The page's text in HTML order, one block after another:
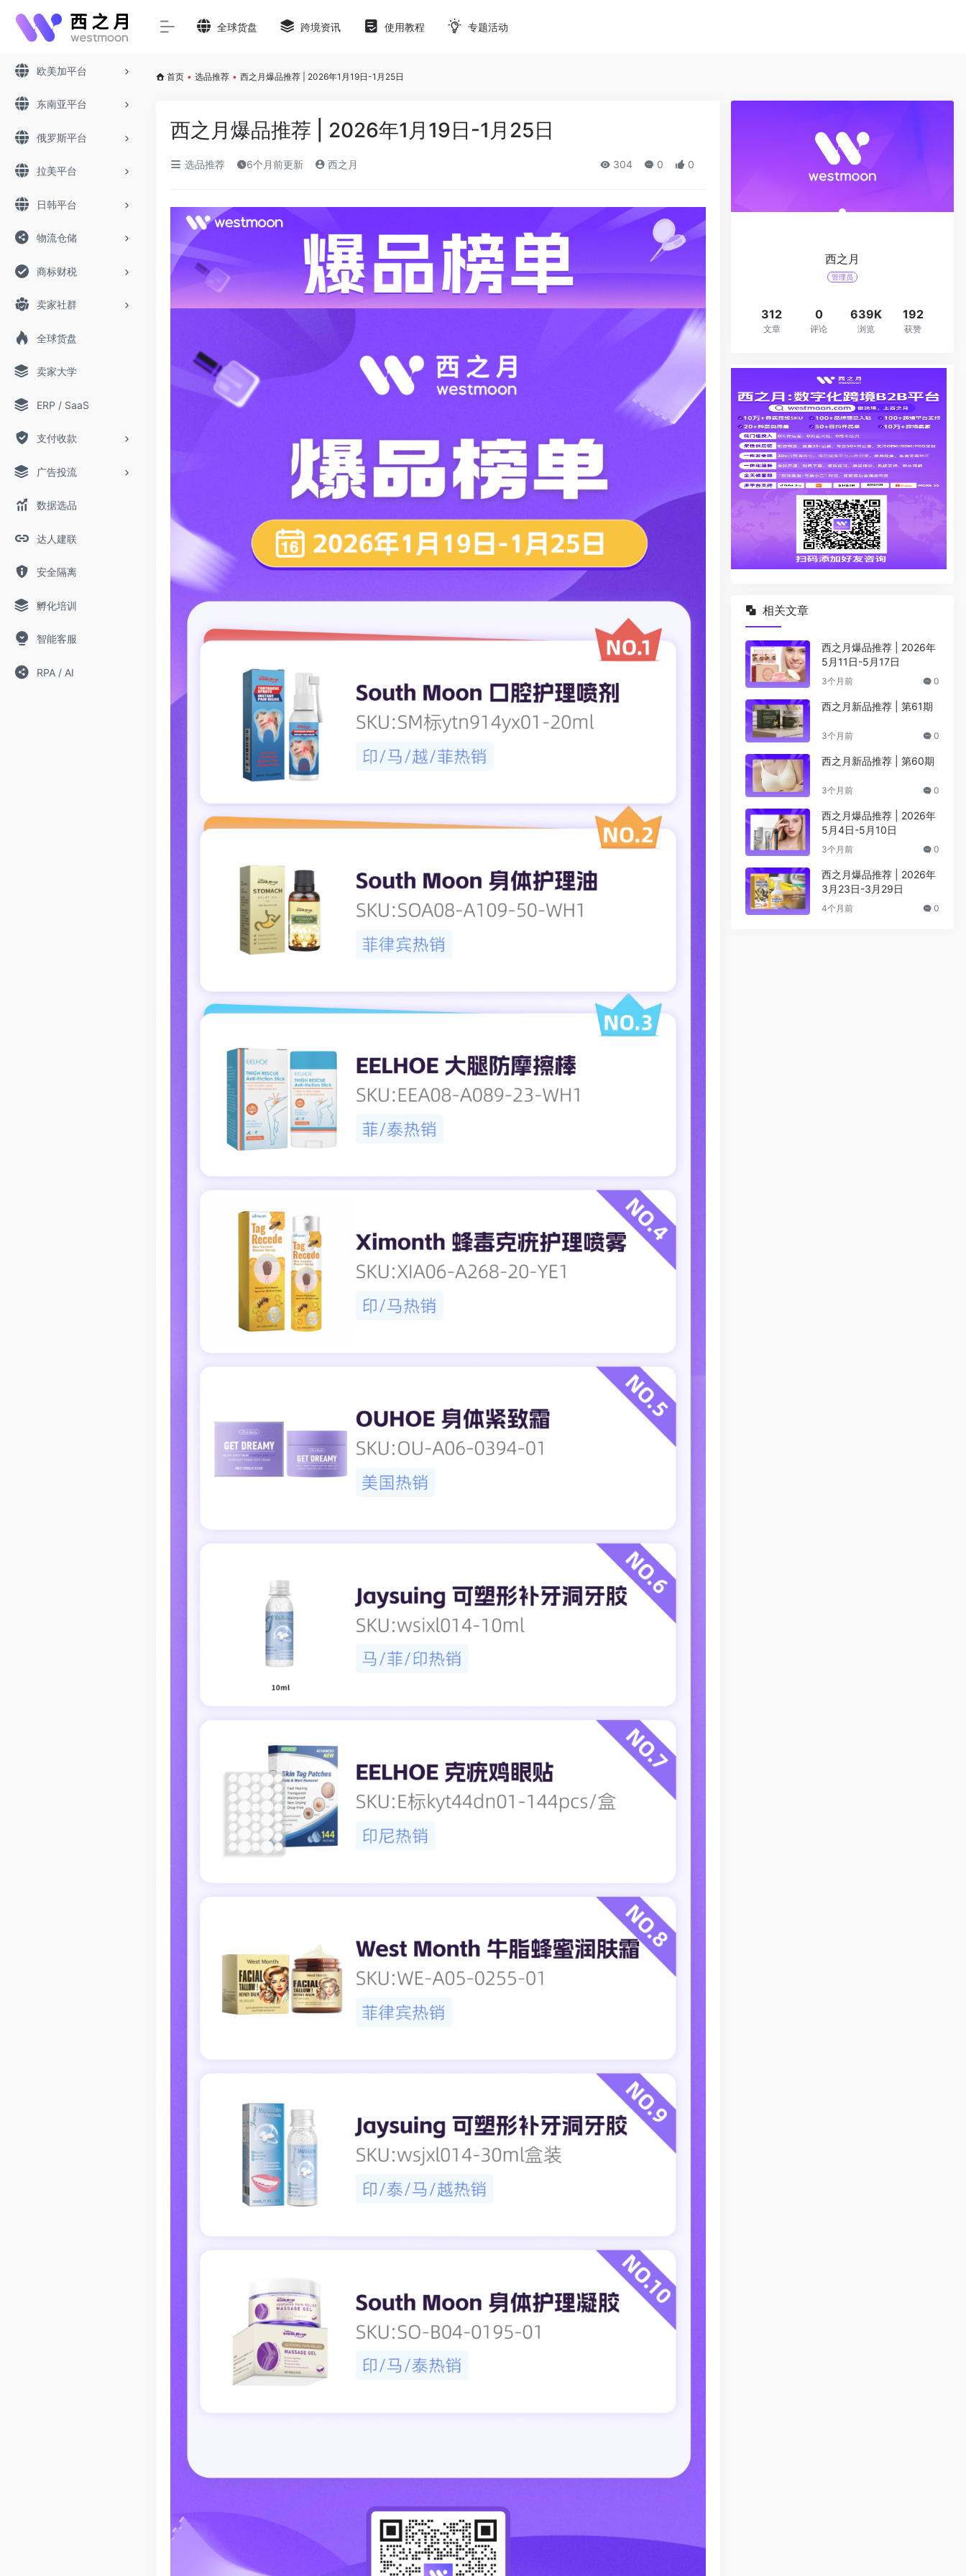
欧美加平台
东南亚平台
俄罗斯平台
拉美平台
日韩平台
物流仓储
商标财税
卖家社群
全球货盘
卖家大学
ERP / SaaS
支付收款
广告投流
数据选品
达人建联
安全隔离
孵化培训
智能客服
RPA / AI
全球货盘 跨境资讯 使用教程 专题活动
首页 • 选品推荐 • 西之月爆品推荐 | 2026年1月19日-1月25日
西之月爆品推荐 | 2026年1月19日-1月25日
选品推荐 6个月前更新 西之月 304 0 0
西之月
管理员
312
文章
0
评论
639K
浏览
192
获赞
相关文章
西之月爆品推荐 | 2026年
5月11日-5月17日
3个月前 0
西之月新品推荐 | 第61期
3个月前 0
西之月新品推荐 | 第60期
3个月前 0
西之月爆品推荐 | 2026年
5月4日-5月10日
3个月前 0
西之月爆品推荐 | 2026年
3月23日-3月29日
4个月前 0